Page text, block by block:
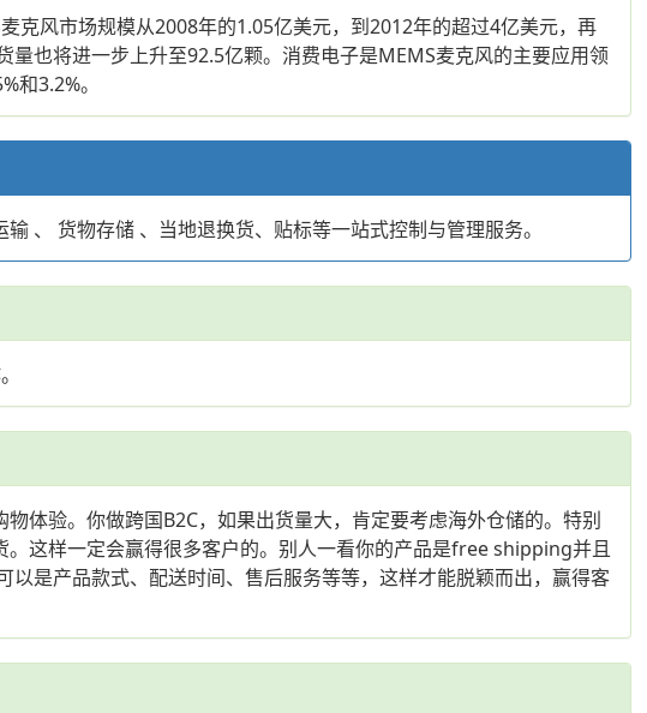
风市场规模从2008年的1.05亿美元，到2012年的超过4亿美元，再
也将进一步上升至92.5亿颗。消费电子是MEMS麦克风的主要应用领
和3.2%。
、 货物存储 、当地退换货、贴标等一站式控制与管理服务。
体验。你做跨国B2C，如果出货量大，肯定要考虑海外仓储的。特别
这样一定会赢得很多客户的。别人一看你的产品是free shipping并且
是产品款式、配送时间、售后服务等等，这样才能脱颖而出，赢得客